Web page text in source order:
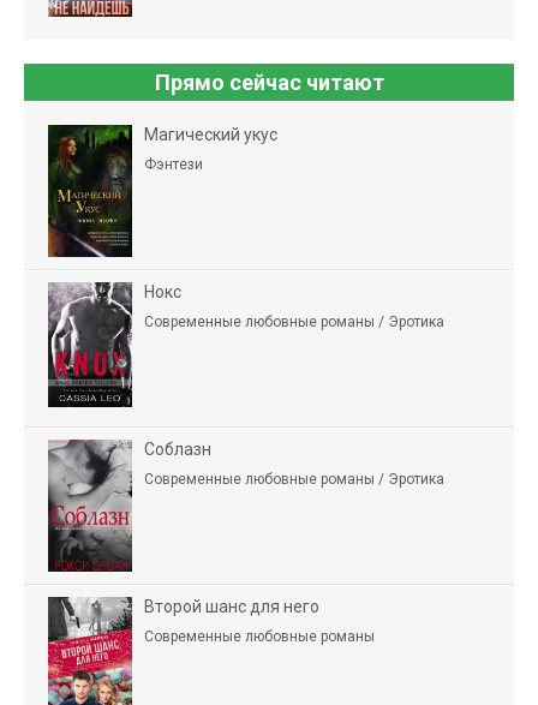
Прямо сейчас читают
Магический укус
Фэнтези
Нокс
Современные любовные романы / Эротика
Соблазн
Современные любовные романы / Эротика
Второй шанс для него
Современные любовные романы